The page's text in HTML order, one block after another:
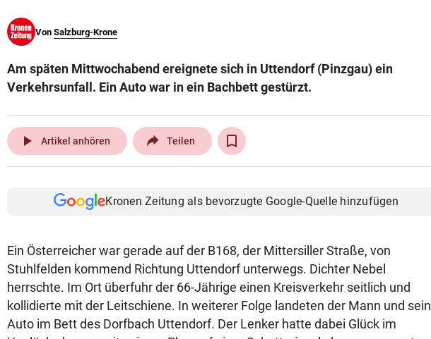
© Krone Multimedia GmbH & Co KG 2026
Von Salzburg-Krone
Am späten Mittwochabend ereignete sich in Uttendorf (Pinzgau) ein
Verkehrsunfall. Ein Auto war in ein Bachbett gestürzt.
play_arrow Artikel anhören Teilen
Kronen Zeitung als bevorzugte Google-Quelle hinzufügen
Ein Österreicher war gerade auf der B168, der Mittersiller Straße, von
Stuhlfelden kommend Richtung Uttendorf unterwegs. Dichter Nebel
herrschte. Im Ort überfuhr der 66-Jährige einen Kreisverkehr seitlich und
kollidierte mit der Leitschiene. In weiterer Folge landeten der Mann und sein
Auto im Bett des Dorfbach Uttendorf. Der Lenker hatte dabei Glück im